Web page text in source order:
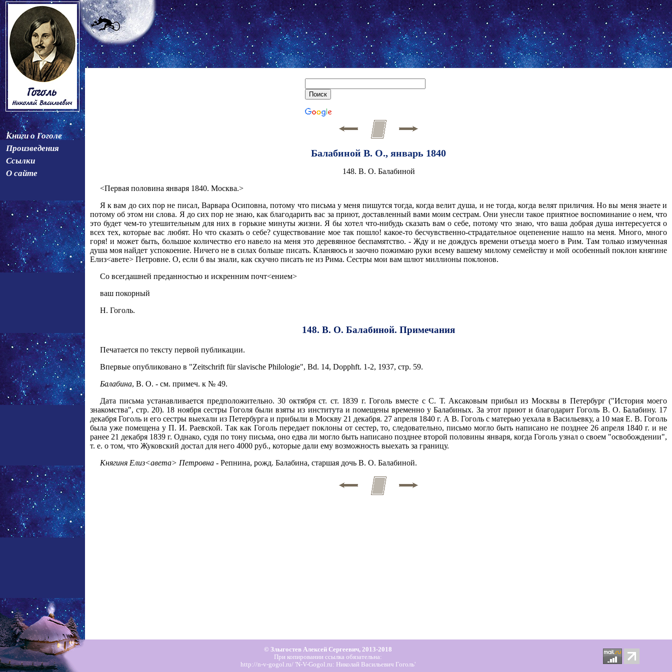
Книги о Гоголе
Произведения
Ссылки
О сайте
Балабиной В. О., январь 1840
148. В. О. Балабиной
<Первая половина января 1840. Москва.>
Я к вам до сих пор не писал, Варвара Осиповна, потому что письма у меня пишутся тогда, когда велит душа, и не тогда, когда велят приличия. Но вы меня знаете и
потому об этом ни слова. Я до сих пор не знаю, как благодарить вас за приют, доставленный вами моим сестрам. Они унесли такое приятное воспоминание о нем, что
это будет чем-то утешительным для них в горькие минуты жизни. Я бы хотел что-нибудь сказать вам о себе, потому что знаю, что ваша добрая душа интересуется о
всех тех, которые вас любят. Но что сказать о себе? существование мое так пошло! какое-то бесчувственно-страдательное оцепенение нашло на меня. Много, много
горя! и может быть, большое количество его навело на меня это деревянное беспамятство. - Жду и не дождусь времени отъезда моего в Рим. Там только измученная
душа моя найдет успокоение. Ничего не в силах больше писать. Кланяюсь и заочно пожимаю руки всему вашему милому семейству и мой особенный поклон княгине
Елиз<авете> Петровне. О, если б вы знали, как скучно писать не из Рима. Сестры мои вам шлют миллионы поклонов.
Со всегдашней преданностью и искренним почт<ением>
ваш покорный
Н. Гоголь.
148. В. О. Балабиной. Примечания
Печатается по тексту первой публикации.
Впервые опубликовано в "Zeitschrift für slavische Philologie", Bd. 14, Dopphft. 1-2, 1937, стр. 59.
Балабина, В. О. - см. примеч. к № 49.
Дата письма устанавливается предположительно. 30 октября ст. ст. 1839 г. Гоголь вместе с С. Т. Аксаковым прибыл из Москвы в Петербург ("История моего
знакомства", стр. 20). 18 ноября сестры Гоголя были взяты из института и помещены временно у Балабиных. За этот приют и благодарит Гоголь В. О. Балабину. 17
декабря Гоголь и его сестры выехали из Петербурга и прибыли в Москву 21 декабря. 27 апреля 1840 г. А В. Гоголь с матерью уехала в Васильевку, а 10 мая Е. В. Гоголь
была уже помещена у П. И. Раевской. Так как Гоголь передает поклоны от сестер, то, следовательно, письмо могло быть написано не позднее 26 апреля 1840 г. и не
ранее 21 декабря 1839 г. Однако, судя по тону письма, оно едва ли могло быть написано позднее второй половины января, когда Гоголь узнал о своем "освобождении",
т. е. о том, что Жуковский достал для него 4000 руб., которые дали ему возможность выехать за границу.
Княгиня Елиз<авета> Петровна - Репнина, рожд. Балабина, старшая дочь В. О. Балабиной.
© Злыгостев Алексей Сергеевич, 2013-2018
При копировании ссылка обязательна:
http://n-v-gogol.ru/ 'N-V-Gogol.ru: Николай Васильевич Гоголь'